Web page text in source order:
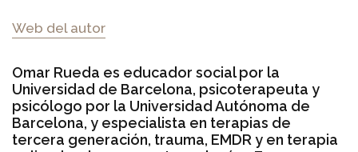
Web del autor
Omar Rueda es educador social por la
Universidad de Barcelona, psicoterapeuta y
psicólogo por la Universidad Autónoma de
Barcelona, y especialista en terapias de
tercera generación, trauma, EMDR y en terapia